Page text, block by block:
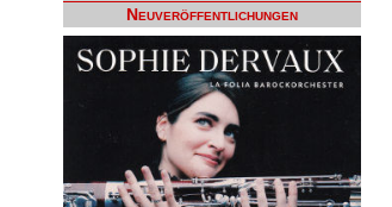
Neuveröffentlichungen